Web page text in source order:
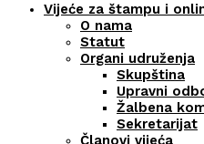
Vijeće za štampu i
O nama
Statut
Organi udruženja
Skupština
Upravni
Žalbena
Sekretarijat
Članovi vijeća